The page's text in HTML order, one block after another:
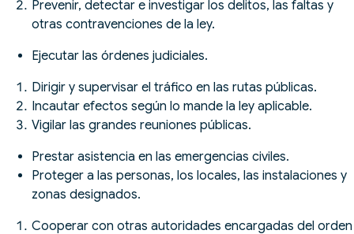
Prevenir, detectar e investigar los delitos, las faltas y
otras contravenciones de la ley.
Ejecutar las órdenes judiciales.
Dirigir y supervisar el tráfico en las rutas públicas.
Incautar efectos según lo mande la ley aplicable.
Vigilar las grandes reuniones públicas.
Prestar asistencia en las emergencias civiles.
Proteger a las personas, los locales, las instalaciones y
zonas designados.
Cooperar con otras autoridades encargadas del orden